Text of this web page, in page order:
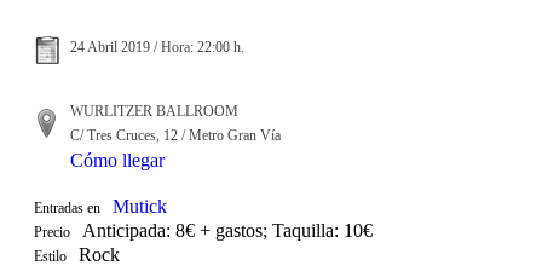
24 Abril 2019 / Hora: 22:00 h.
WURLITZER BALLROOM
C/ Tres Cruces, 12 / Metro Gran Vía
Cómo llegar
Entradas en Mutick
Precio Anticipada: 8€ + gastos; Taquilla: 10€
Estilo Rock